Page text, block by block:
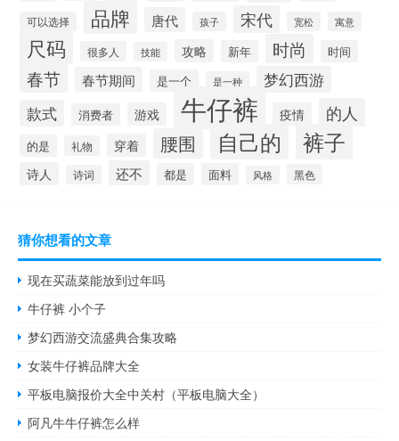
可以选择 品牌 唐代 孩子 宋代 宽松 寓意
尺码 很多人 技能 攻略 新年 时尚 时间
春节 春节期间 是一个 是一种
梦幻西游
款式
消费者 游戏 牛仔裤 疫情 的人
的是 礼物 穿着 腰围 自己的 裤子
诗人 诗词 还不 都是 面料 风格 黑色
猜你想看的文章
现在买蔬菜能放到过年吗
牛仔裤 小个子
梦幻西游交流盛典合集攻略
女装牛仔裤品牌大全
平板电脑报价大全中关村（平板电脑大全）
阿凡牛牛仔裤怎么样